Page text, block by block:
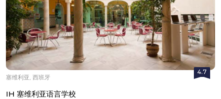
4.7
塞维利亚, 西班牙
IH 塞维利亚语言学校